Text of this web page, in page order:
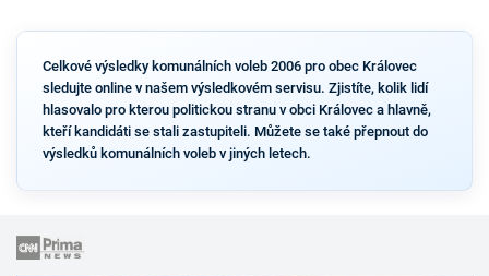
Celkové výsledky komunálních voleb 2006 pro obec Královec
sledujte online v našem výsledkovém servisu. Zjistíte, kolik lidí
hlasovalo pro kterou politickou stranu v obci Královec a hlavně,
kteří kandidáti se stali zastupiteli. Můžete se také přepnout do
výsledků komunálních voleb v jiných letech.